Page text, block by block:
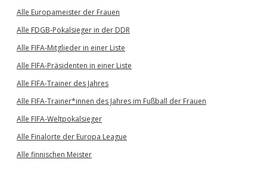
Alle Europameister der Frauen
Alle FDGB-Pokalsieger in der DDR
Alle FIFA-Mitglieder in einer Liste
Alle FIFA-Präsidenten in einer Liste
Alle FIFA-Trainer des Jahres
Alle FIFA-Trainer*innen des Jahres im Fußball der Frauen
Alle FIFA-Weltpokalsieger
Alle Finalorte der Europa League
Alle finnischen Meister